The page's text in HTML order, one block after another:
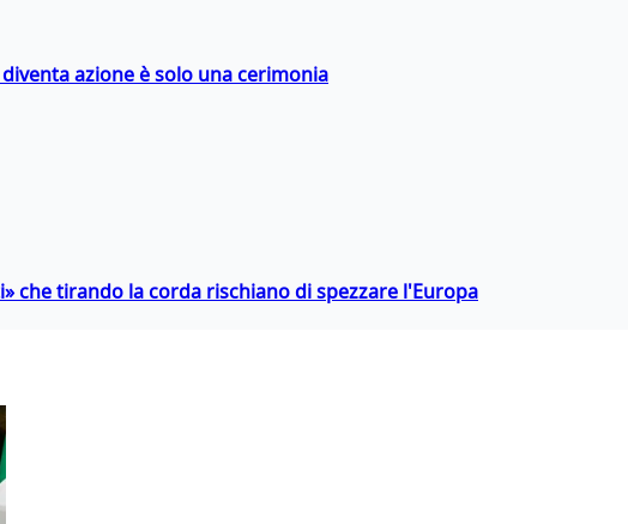
azione è solo una cerimonia
che tirando la corda rischiano di spezzare l'Europa